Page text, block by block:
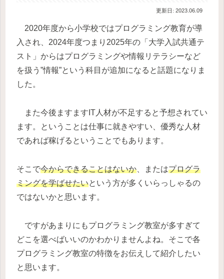
2023.06.09
2020年度から小学校ではプログラミング教育が導
入され、2024年度つまり2025年の「大学入試共通テ
スト」からはプログラミングや情報リテラシーなど
を扱う”情報”という科目が追加になると話題になりま
した。
また今後ますますIT人材が不足すると予想されてい
ます。ということは仕事に就きやすい、優秀な人材
であれば稼げるということでもあります。
そこで今からできることはないか 、またはプログラ
ミングを学ばせたいという方が多くいらっしゃるの
ではないかと思います。
ですがあまりにもプログラミング教室が多すぎて
どこを選べばいいのかわかりませんよね。そこで各
プログラミング教室の特徴をお伝えして紹介したい
と思います。